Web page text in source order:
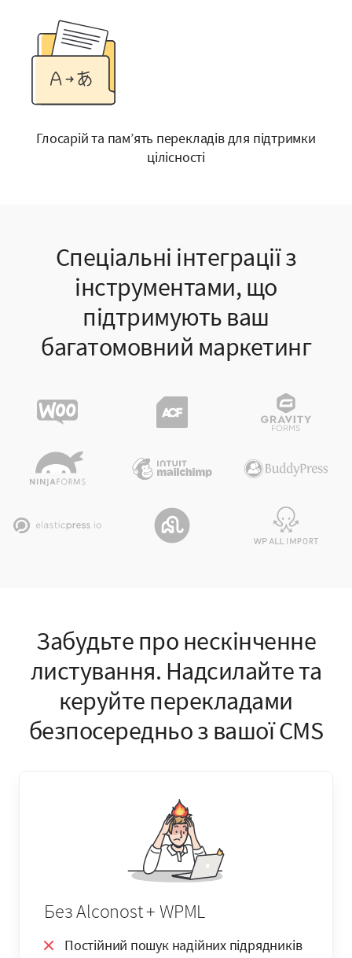
Глосарій та пам’ять перекладів для підтримки
цілісності
Спеціальні інтеграції з
інструментами, що
підтримують ваш
багатомовний маркетинг
Забудьте про нескінченне
листування. Надсилайте та
керуйте перекладами
безпосередньо з вашої CMS
Без Alconost + WPML
Постійний пошук надійних підрядників